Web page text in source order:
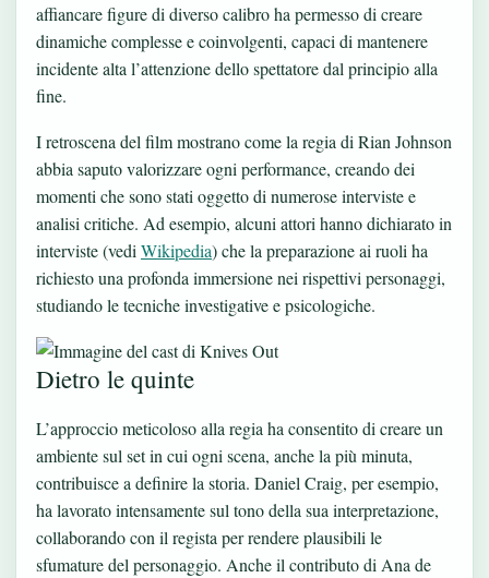
affiancare figure di diverso calibro ha permesso di creare
dinamiche complesse e coinvolgenti, capaci di mantenere
incidente alta l’attenzione dello spettatore dal principio alla
fine.
I retroscena del film mostrano come la regia di Rian Johnson
abbia saputo valorizzare ogni performance, creando dei
momenti che sono stati oggetto di numerose interviste e
analisi critiche. Ad esempio, alcuni attori hanno dichiarato in
interviste (vediWikipedia) che la preparazione ai ruoli ha
richiesto una profonda immersione nei rispettivi personaggi,
studiando le tecniche investigative e psicologiche.
Dietro le quinte
L’approccio meticoloso alla regia ha consentito di creare un
ambiente sul set in cui ogni scena, anche la più minuta,
contribuisce a definire la storia. Daniel Craig, per esempio,
ha lavorato intensamente sul tono della sua interpretazione,
collaborando con il regista per rendere plausibili le
sfumature del personaggio. Anche il contributo di Ana de